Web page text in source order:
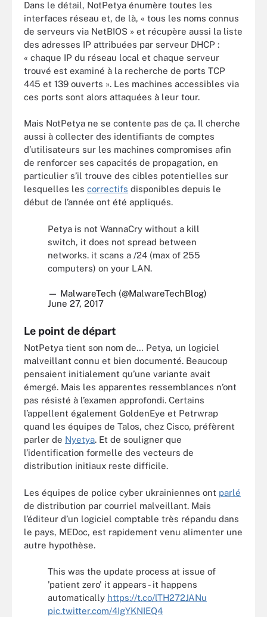
Dans le détail, NotPetya énumère toutes les
interfaces réseau et, de là, « tous les noms connus
de serveurs via NetBIOS » et récupère aussi la liste
des adresses IP attribuées par serveur DHCP :
« chaque IP du réseau local et chaque serveur
trouvé est examiné à la recherche de ports TCP
445 et 139 ouverts ». Les machines accessibles via
ces ports sont alors attaquées à leur tour.
Mais NotPetya ne se contente pas de ça. Il cherche
aussi à collecter des identifiants de comptes
d’utilisateurs sur les machines compromises afin
de renforcer ses capacités de propagation, en
particulier s’il trouve des cibles potentielles sur
lesquelles les correctifs disponibles depuis le
début de l’année ont été appliqués.
Petya is not WannaCry without a kill
switch, it does not spread between
networks. it scans a /24 (max of 255
computers) on your LAN.
— MalwareTech (@MalwareTechBlog)
June 27, 2017
Le point de départ
NotPetya tient son nom de… Petya, un logiciel
malveillant connu et bien documenté. Beaucoup
pensaient initialement qu’une variante avait
émergé. Mais les apparentes ressemblances n’ont
pas résisté à l’examen approfondi. Certains
l’appellent également GoldenEye et Petrwrap
quand les équipes de Talos, chez Cisco, préfèrent
parler de Nyetya. Et de souligner que
l’identification formelle des vecteurs de
distribution initiaux reste difficile.
Les équipes de police cyber ukrainiennes ont parlé
de distribution par courriel malveillant. Mais
l’éditeur d’un logiciel comptable très répandu dans
le pays, MEDoc, est rapidement venu alimenter une
autre hypothèse.
This was the update process at issue of
'patient zero' it appears - it happens
automatically https://t.co/lTH272JANu
pic.twitter.com/4IgYKNIEQ4